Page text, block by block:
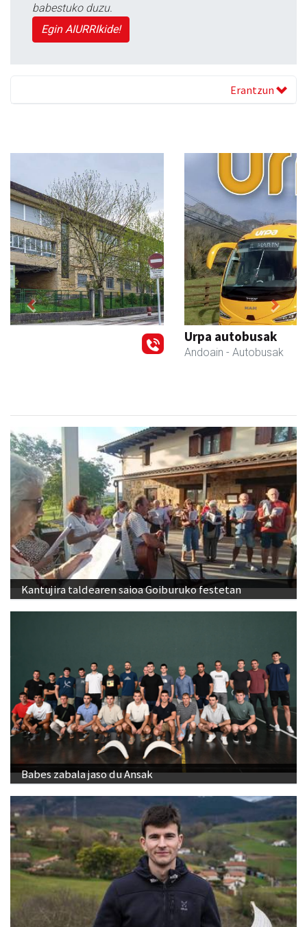
babestuko duzu.
Egin AIURRIkide!
Erantzun
Previous Next
Kantujira taldearen saioa Goiburuko festetan
Babes zabala jaso du Ansak